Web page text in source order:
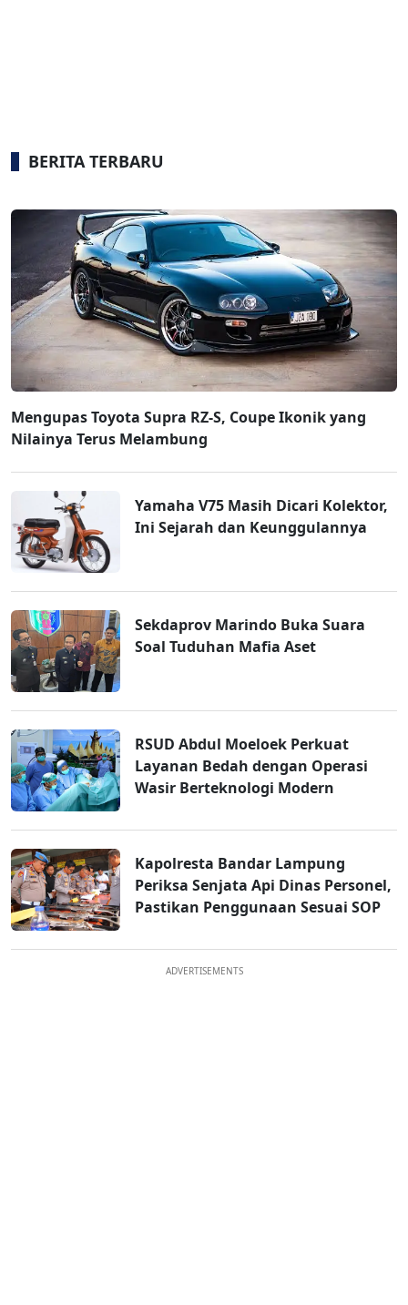
BERITA TERBARU
Mengupas Toyota Supra RZ-S, Coupe Ikonik yang
Nilainya Terus Melambung
Yamaha V75 Masih Dicari Kolektor,
Ini Sejarah dan Keunggulannya
Sekdaprov Marindo Buka Suara
Soal Tuduhan Mafia Aset
RSUD Abdul Moeloek Perkuat
Layanan Bedah dengan Operasi
Wasir Berteknologi Modern
Kapolresta Bandar Lampung
Periksa Senjata Api Dinas Personel,
Pastikan Penggunaan Sesuai SOP
ADVERTISEMENTS